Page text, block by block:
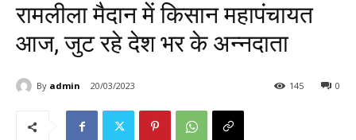
रामलीला मैदान में किसान महापंचायत
आज, जुट रहे देश भर के अन्नदाता
By admin 20/03/2023 0
145